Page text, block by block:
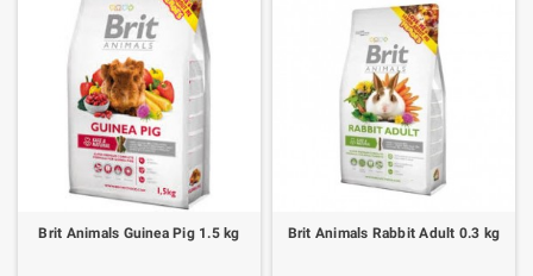
Brit Animals Guinea Pig 1.5 kg Brit Animals Rabbit Adult 0.3 kg